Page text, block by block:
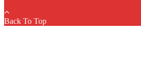
Back To Top